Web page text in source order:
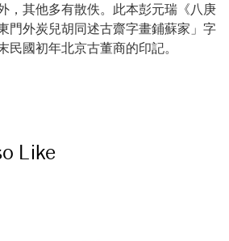
，其他多有散佚。此本彭元瑞《八庚
門外炭兒胡同述古齋字畫鋪蘇家」字
民國初年北京古董商的印記。
Like